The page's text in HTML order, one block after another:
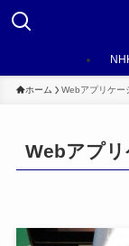
ホーム Webアプリケー
Webアプ